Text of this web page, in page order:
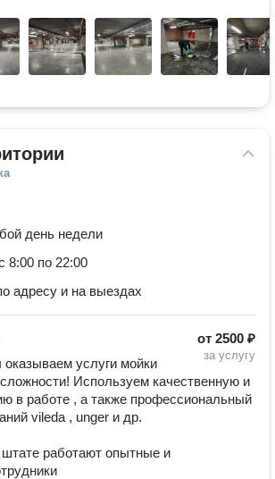
день недели
8:00 по 22:00
адресу и на выездах
от 2500 ₽
за услугу
услуги мойки
Используем качественную и
в работе , а также профессиональный
vileda , unger и др.
работают опытные и